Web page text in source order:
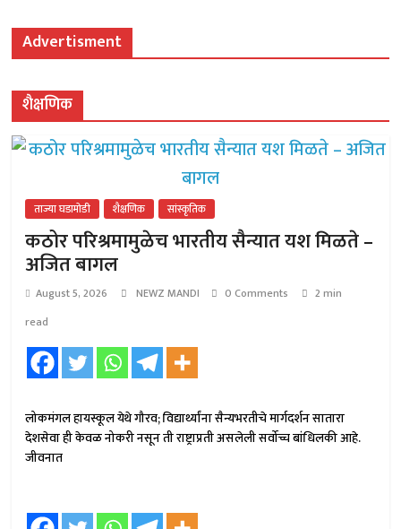
Advertisment
शैक्षणिक
ताज्या घडामोडी शैक्षणिक सांस्कृतिक
कठोर परिश्रमामुळेच भारतीय सैन्यात यश मिळते –
अजित बागल
August 5, 2026 NEWZ MANDI 0 Comments
2 min
read
लोकमंगल हायस्कूल येथे गौरव; विद्यार्थ्यांना सैन्यभरतीचे मार्गदर्शन सातारा
देशसेवा ही केवळ नोकरी नसून ती राष्ट्राप्रती असलेली सर्वोच्च बांधिलकी आहे.
जीवनात